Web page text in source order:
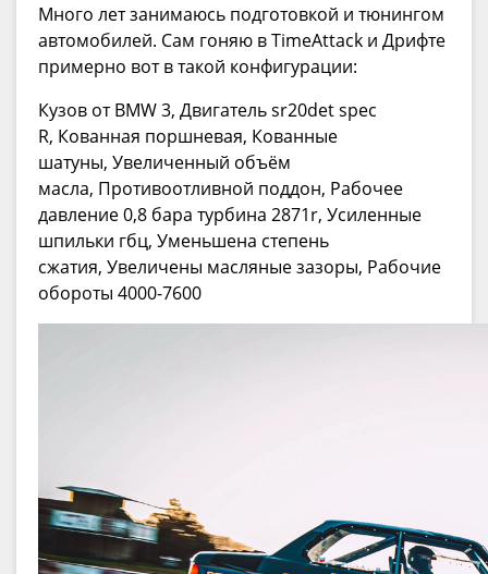
Много лет занимаюсь подготовкой и тюнингом
автомобилей. Сам гоняю в TimeAttack и Дрифте
примерно вот в такой конфигурации:
Кузов от BMW 3, Двигатель sr20det spec
R, Кованная поршневая, Кованные
шатуны, Увеличенный объём
масла, Противоотливной поддон, Рабочее
давление 0,8 бара турбина 2871r, Усиленные
шпильки гбц, Уменьшена степень
сжатия, Увеличены масляные зазоры, Рабочие
обороты 4000-7600